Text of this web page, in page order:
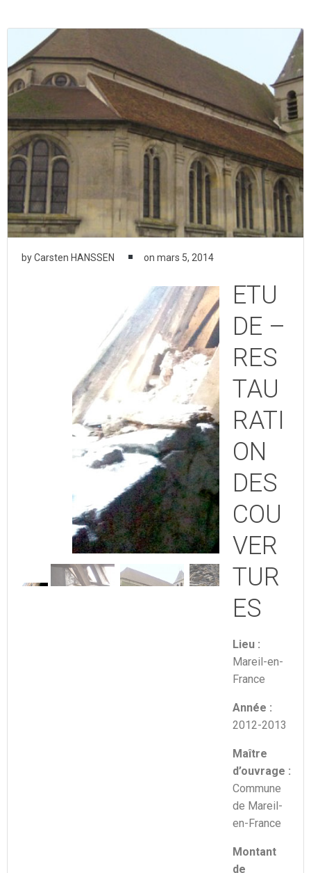
contenu
byCarsten HANSSEN onmars 5, 2014
ETU
DE –
RES
TAU
RATI
ON
DES
COU
VER
TUR
ES
Lieu :
Mareil-en-
France
Année :
2012-2013
Maître
d’ouvrage :
Commune
de Mareil-
en-France
Montant
de